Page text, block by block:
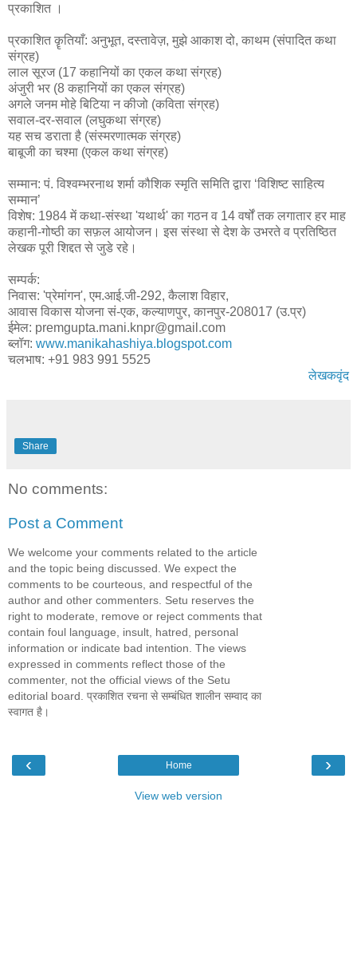
प्रकाशित ।
प्रकाशित कॄतियाँ: अनुभूत, दस्तावेज़, मुझे आकाश दो, काथम (संपादित कथा
संग्रह)
लाल सूरज (17 कहानियों का एकल कथा संग्रह)
अंजुरी भर (8 कहानियों का एकल संग्रह)
अगले जनम मोहे बिटिया न कीजो (कविता संग्रह)
सवाल-दर-सवाल (लघुकथा संग्रह)
यह सच डराता है (संस्मरणात्मक संग्रह)
बाबूजी का चश्मा (एकल कथा संग्रह)
सम्मान: पं. विश्वम्भरनाथ शर्मा कौशिक स्मृति समिति द्वारा ‘विशिष्ट साहित्य
सम्मान’
विशेष: 1984 में कथा-संस्था 'यथार्थ' का गठन व 14 वर्षों तक लगातार हर माह
कहानी-गोष्ठी का सफ़ल आयोजन। इस संस्था से देश के उभरते व प्रतिष्ठित
लेखक पूरी शिद्दत से जुडे रहे।
सम्पर्क:
निवास: 'प्रेमांगन', एम.आई.जी-292, कैलाश विहार,
आवास विकास योजना सं-एक, कल्याणपुर, कानपुर-208017 (उ.प्र)
ईमेल: premgupta.mani.knpr@gmail.com
ब्लॉग: www.manikahashiya.blogspot.com
चलभाष: +91 983 991 5525
लेखकवृंद
Share
No comments:
Post a Comment
We welcome your comments related to the article
and the topic being discussed. We expect the
comments to be courteous, and respectful of the
author and other commenters. Setu reserves the
right to moderate, remove or reject comments that
contain foul language, insult, hatred, personal
information or indicate bad intention. The views
expressed in comments reflect those of the
commenter, not the official views of the Setu
editorial board. प्रकाशित रचना से सम्बंधित शालीन सम्वाद का
स्वागत है।
‹ ›
Home
View web version